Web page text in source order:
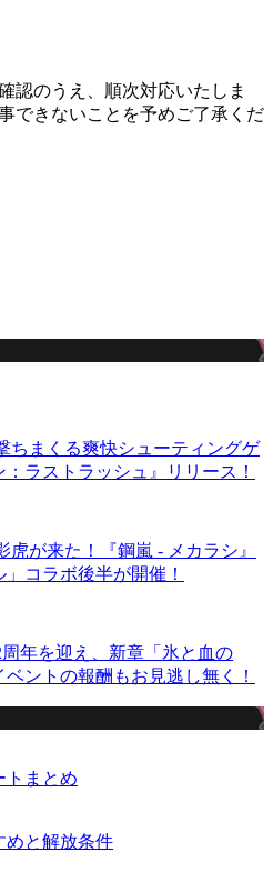
認のうえ、順次対応いたしま
できないことを予めご了承くだ
ちまくる爽快シューティングゲ
ラストラッシュ』リリース！
虎が来た！『鋼嵐 - メカラシ』
コラボ後半が開催！
周年を迎え、新章「氷と血の
ントの報酬もお見逃し無く！
トまとめ
めと解放条件